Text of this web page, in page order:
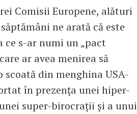
Comisii Europene, alături
ne arată că este
ce s-ar numi un „pact
ar avea menirea să
scoată din menghina USA-
în prezența unei hiper-
super-birocrații și a unui